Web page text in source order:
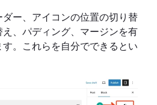
ー、アイコンの位置の切り替
、パディング、マージンを有
。これらを自分でできるとい